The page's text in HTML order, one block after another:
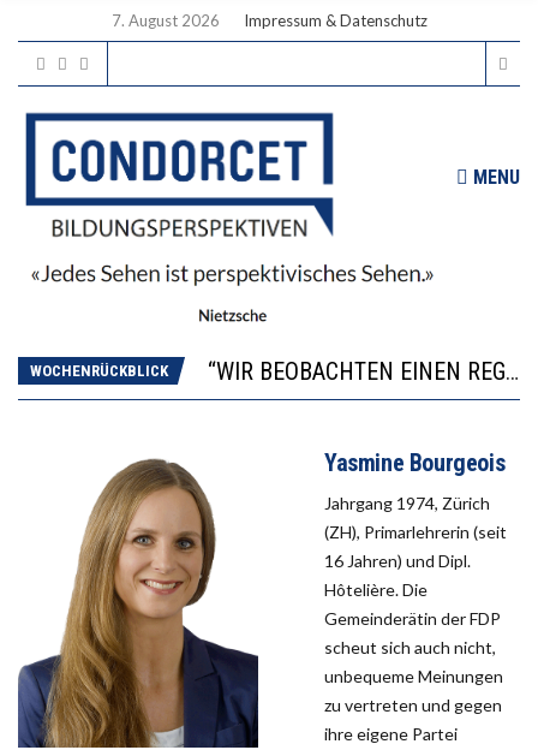
7. August 2026 Impressum & Datenschutz
MENU
WOCHENRÜCKBLICK
“WIR BEOBACHTEN EINEN REGELRECHTEN STURZFLUG BEI DEN LERNLEISTUNGEN”
DIE VERSTÄRKTE HARMONISIERUNG IM SCHULWESEN VERRINGERT DAS INNOVATIONSPOTENZIAL
ICH WILL MEHR EVIDENZ UND WILL WISSEN, WAS ALL DIE INVESTITIONEN BRINGEN
Yasmine Bourgeois
Jahrgang 1974, Zürich
(ZH), Primarlehrerin (seit
16 Jahren) und Dipl.
Hôtelière. Die
Gemeinderätin der FDP
scheut sich auch nicht,
unbequeme Meinungen
zu vertreten und gegen
ihre eigene Partei